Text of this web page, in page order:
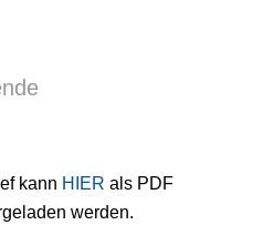
kann HIER als PDF
werden.